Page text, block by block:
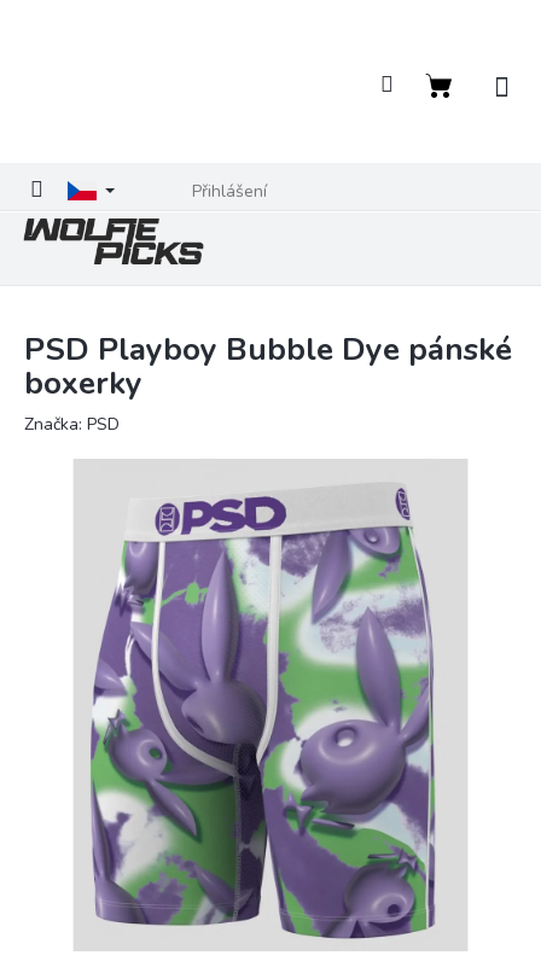
Přihlášení
Nákupní
PSD Playboy Bubble Dye pánské
boxerky
Značka: PSD